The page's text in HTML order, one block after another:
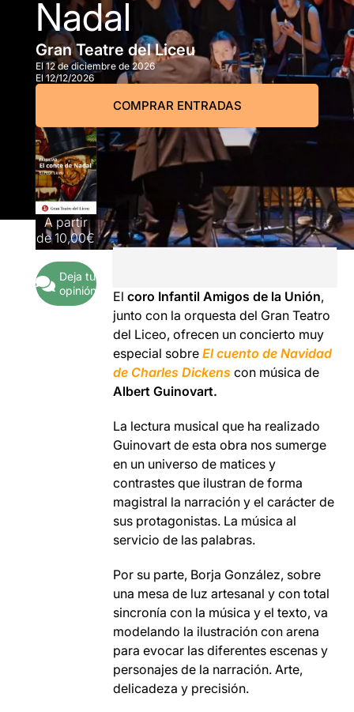
Nadal
Gran Teatre del Liceu
El 12 de diciembre de 2026
El 12/12/2026
COMPRAR ENTRADAS
A partir
de10,00€
Deja tu
opinión
Elcoro Infantil Amigos de la Unión,
junto con la orquesta del Gran Teatro
del Liceo, ofrecen un concierto muy
especial sobreEl cuento de Navidad
de Charles Dickens con música de
Albert Guinovart.
La lectura musical que ha realizado
Guinovart de esta obra nos sumerge
en un universo de matices y
contrastes que ilustran de forma
magistral la narración y el carácter de
sus protagonistas. La música al
servicio de las palabras.
Por su parte, Borja González, sobre
una mesa de luz artesanal y con total
sincronía con la música y el texto, va
modelando la ilustración con arena
para evocar las diferentes escenas y
personajes de la narración. Arte,
delicadeza y precisión.